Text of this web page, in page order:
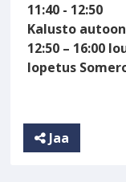
11:40 - 12:50
Kalusto
12:50 – 16:00
lopetus
Jaa